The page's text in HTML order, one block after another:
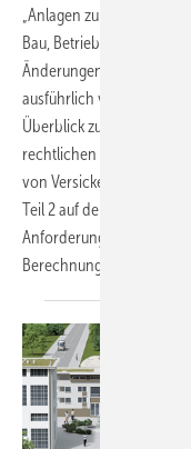
„Anlagen zur
Bau, Betrieb“ als
Änderungen stellt Bernd
ausführlich vor. Nachdem
Überblick zu den
rechtlichen Grundlagen
von
Teil 2 auf der richtigen
Anforderungen,
Berechnungs­beispiele.